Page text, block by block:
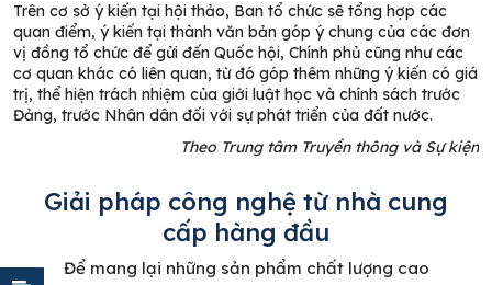
Trên cơ sở ý kiến tại hội thảo, Ban tổ chức sẽ tổng hợp các
quan điểm, ý kiến tại thành văn bản góp ý chung của các đơn
vị đồng tổ chức để gửi đến Quốc hội, Chính phủ cũng như các
cơ quan khác có liên quan, từ đó góp thêm những ý kiến có giá
trị, thể hiện trách nhiệm của giới luật học và chính sách trước
Đảng, trước Nhân dân đối với sự phát triển của đất nước.
Theo Trung tâm Truyền thông và Sự kiện
Giải pháp công nghệ từ nhà cung
cấp hàng đầu
Để mang lại những sản phẩm chất lượng cao